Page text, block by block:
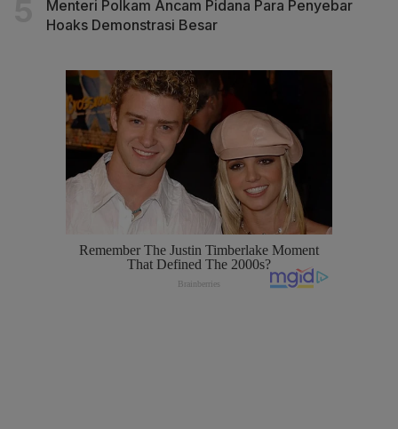
Menteri Polkam Ancam Pidana Para Penyebar
Hoaks Demonstrasi Besar